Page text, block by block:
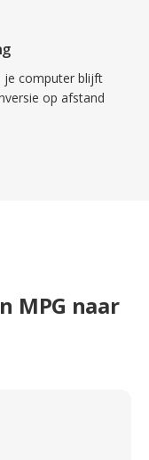
je computer blijft
op afstand
MPG naar